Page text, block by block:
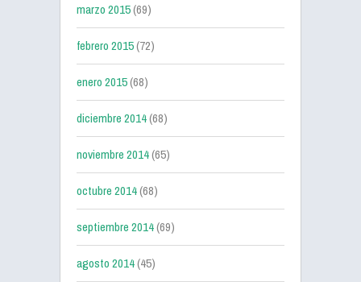
marzo 2015(69)
febrero 2015(72)
enero 2015(68)
diciembre 2014(68)
noviembre 2014(65)
octubre 2014(68)
septiembre 2014(69)
agosto 2014(45)